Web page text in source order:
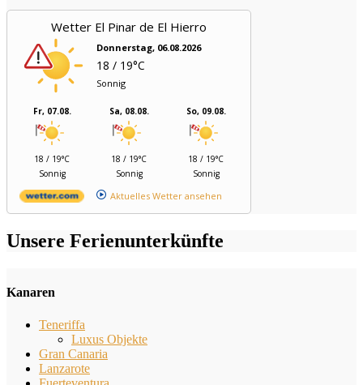
Wetter El Pinar de El Hierro
Donnerstag, 06.08.2026
18 / 19°C
Sonnig
Fr, 07.08.
18 / 19°C
Sonnig
Sa, 08.08.
18 / 19°C
Sonnig
So, 09.08.
18 / 19°C
Sonnig
Aktuelles Wetter ansehen
Unsere Ferienunterkünfte
Kanaren
Teneriffa
Luxus Objekte
Gran Canaria
Lanzarote